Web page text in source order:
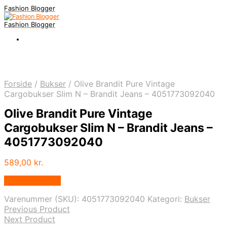
Fashion Blogger
Fashion Blogger
Forside / Bukser / Olive Brandit Pure Vintage
Cargobukser Slim N – Brandit Jeans – 4051773092040
Olive Brandit Pure Vintage
Cargobukser Slim N – Brandit Jeans –
4051773092040
589,00 kr.
Varenummer (SKU): 4051773092040 Kategori: Bukser
Previous Product
Next Product